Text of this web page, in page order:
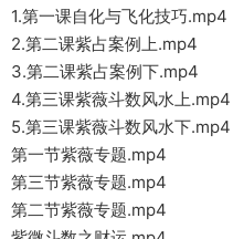
1.第一课自化与飞化技巧.mp4
2.第二课紫占案例上.mp4
3.第二课紫占案例下.mp4
4.第三课紫薇斗数风水上.mp4
5.第三课紫薇斗数风水下.mp4
第一节紫薇专题.mp4
第三节紫薇专题.mp4
第二节紫薇专题.mp4